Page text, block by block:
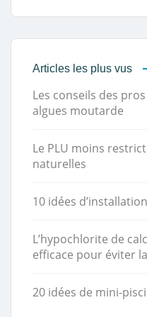
Articles les plus vus
Les conseils des
algues moutarde
Le PLU moins
naturelles
10 idées
L’hypochlorite de
efficace pour éviter
20 idées de mini-